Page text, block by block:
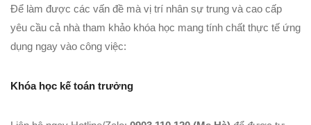
Để làm được các vấn đề mà vị trí nhân sự trung và cao cấp
yêu cầu cả nhà tham khảo khóa học mang tính chất thực tế ứng
dụng ngay vào công việc:
Khóa học kế toán trưởng